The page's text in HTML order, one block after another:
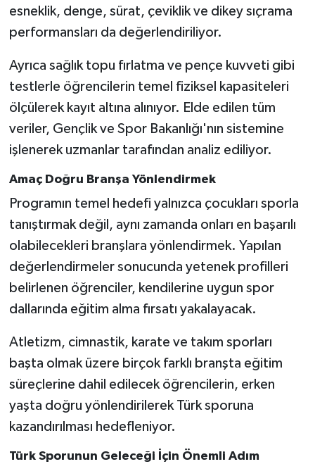
esneklik, denge, sürat, çeviklik ve dikey sıçrama
performansları da değerlendiriliyor.
Ayrıca sağlık topu fırlatma ve pençe kuvveti gibi
testlerle öğrencilerin temel fiziksel kapasiteleri
ölçülerek kayıt altına alınıyor. Elde edilen tüm
veriler, Gençlik ve Spor Bakanlığı'nın sistemine
işlenerek uzmanlar tarafından analiz ediliyor.
Amaç Doğru Branşa Yönlendirmek
Programın temel hedefi yalnızca çocukları sporla
tanıştırmak değil, aynı zamanda onları en başarılı
olabilecekleri branşlara yönlendirmek. Yapılan
değerlendirmeler sonucunda yetenek profilleri
belirlenen öğrenciler, kendilerine uygun spor
dallarında eğitim alma fırsatı yakalayacak.
Atletizm, cimnastik, karate ve takım sporları
başta olmak üzere birçok farklı branşta eğitim
süreçlerine dahil edilecek öğrencilerin, erken
yaşta doğru yönlendirilerek Türk sporuna
kazandırılması hedefleniyor.
Türk Sporunun Geleceği İçin Önemli Adım